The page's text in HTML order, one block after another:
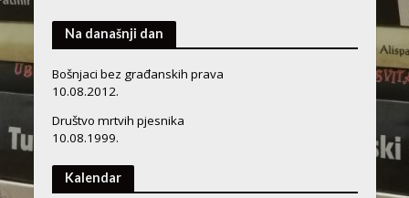
Na današnji dan
Bošnjaci bez građanskih prava
10.08.2012.
Društvo mrtvih pjesnika
10.08.1999.
Kalendar